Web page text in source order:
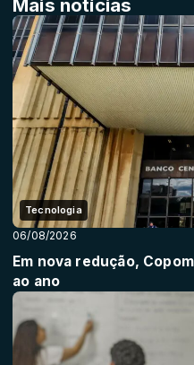
Mais notícias
Tecnologia
06/08/2026
Em nova redução,
ao ano